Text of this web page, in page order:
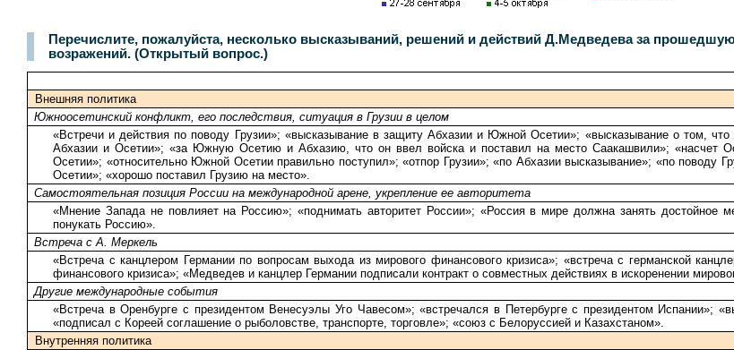
Перечислите, пожалуйста, несколько высказываний, решений и действий Д.Медведева за
возражений. (Открытый вопрос.)
Внешняя политика
Южноосетинский конфликт, его последствия, ситуация в Грузии в целом
«Встречи и действия по поводу Грузии»; «высказывание в защиту Абхазии и Южной Осетии»; «высказывание о том,
Абхазии и Осетии»; «за Южную Осетию и Абхазию, что он ввел войска и поставил на место Саакашвили»; «насчет
Осетии»; «относительно Южной Осетии правильно поступил»; «отпор Грузии»; «по Абхазии высказывание»; «по
Осетии»; «хорошо поставил Грузию на место».
Самостоятельная позиция России на международной арене, укрепление ее авторитета
«Мнение Запада не повлияет на Россию»; «поднимать авторитет России»; «Россия в мире должна занять достойное
понукать Россию».
Встреча с А. Меркель
«Встреча с канцлером Германии по вопросам выхода из мирового финансового кризиса»; «встреча с германской
финансового кризиса»; «Медведев и канцлер Германии подписали контракт о совместных действиях в искоренении
Другие международные события
«Встреча в Оренбурге с президентом Венесуэлы Уго Чавесом»; «встречался в Петербурге с президентом Испании»;
«подписал с Кореей соглашение о рыболовстве, транспорте, торговле»; «союз с Белоруссией и Казахстаном».
Внутренняя политика